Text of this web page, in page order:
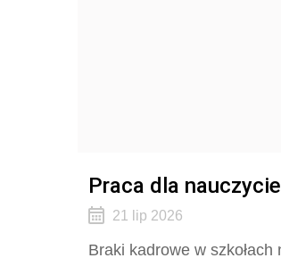
Praca dla
21 lip 2026
Braki kadrowe w